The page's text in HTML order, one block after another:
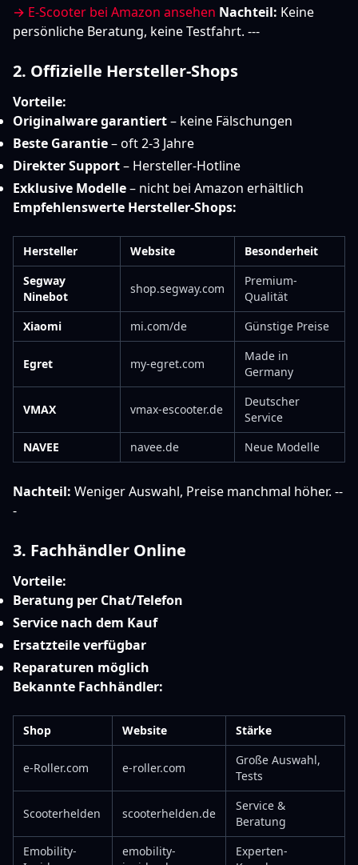
→ E-Scooter bei Amazon ansehen Nachteil: Keine
persönliche Beratung, keine Testfahrt. ---
2. Offizielle Hersteller-Shops
Vorteile:
Originalware garantiert– keine Fälschungen
Beste Garantie– oft 2-3 Jahre
Direkter Support– Hersteller-Hotline
Exklusive Modelle– nicht bei Amazon erhältlich
Empfehlenswerte Hersteller-Shops:
Hersteller Website
Besonderheit
Segway
Ninebot
shop.segway.com
Premium-
Qualität
Xiaomi
mi.com/de Günstige Preise
Egret my-egret.com
Made in
Germany
VMAX vmax-escooter.de
Deutscher
Service
NAVEE
navee.de Neue Modelle
Nachteil: Weniger Auswahl, Preise manchmal höher. --
-
3. Fachhändler Online
Vorteile:
Beratung per Chat/Telefon
Service nach dem Kauf
Ersatzteile verfügbar
Reparaturen möglich
Bekannte Fachhändler:
Shop Website Stärke
e-Roller.com e-roller.com
Große Auswahl,
Tests
Scooterhelden scooterhelden.de
Service &
Beratung
Emobility-
emobility-
Experten-